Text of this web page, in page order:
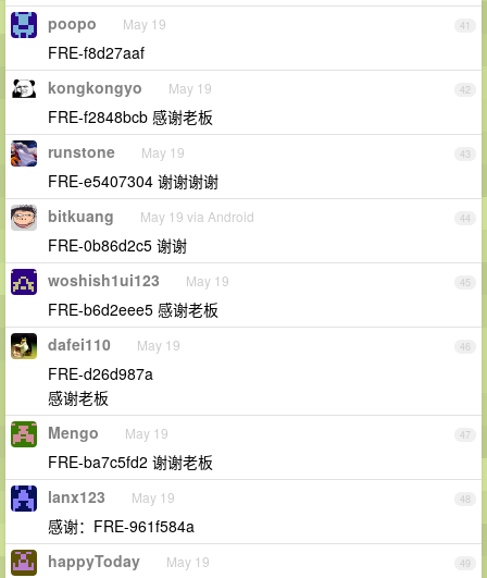
41
poopo May 19
FRE-f8d27aaf
42
kongkongyo May 19
FRE-f2848bcb 感谢老板
43
runstone May 19
FRE-e5407304 谢谢谢谢
44
bitkuang May 19 via Android
FRE-0b86d2c5 谢谢
45
woshish1ui123 May 19
FRE-b6d2eee5 感谢老板
46
dafei110 May 19
FRE-d26d987a
感谢老板
47
Mengo May 19
FRE-ba7c5fd2 谢谢老板
48
lanx123 May 19
感谢：FRE-961f584a
49
happyToday May 19